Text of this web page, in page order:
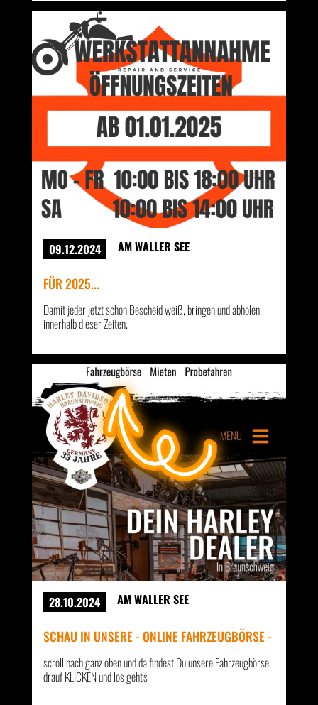
09.12.2024 AM WALLER SEE
FÜR 2025...
Damit jeder jetzt schon Bescheid weiß, bringen und abholen
innerhalb dieser Zeiten.
28.10.2024 AM WALLER SEE
SCHAU IN UNSERE - ONLINE FAHRZEUGBÖRSE -
scroll nach ganz oben und da findest Du unsere Fahrzeugbörse.
drauf KLICKEN und los geht's